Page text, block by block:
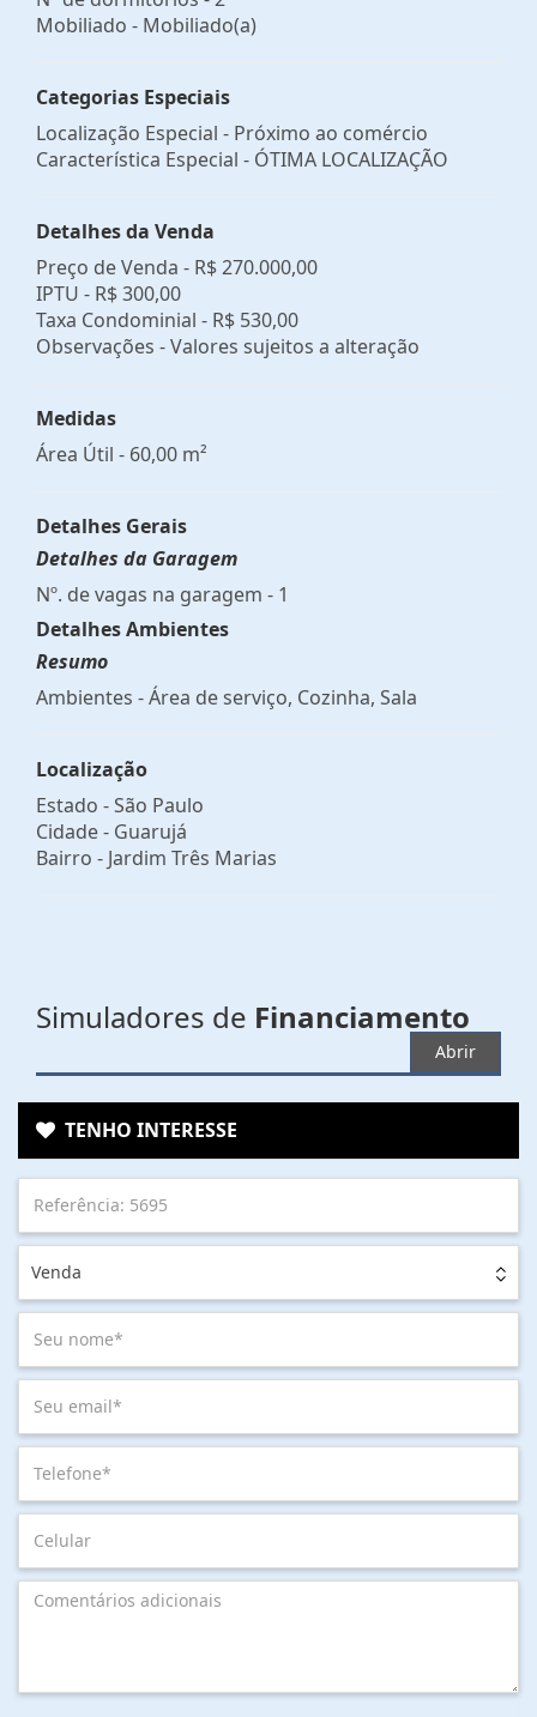
Mobiliado - Mobiliado(a)
Categorias Especiais
Localização Especial - Próximo ao comércio
Característica Especial - ÓTIMA LOCALIZAÇÃO
Detalhes da Venda
Preço de Venda - R$ 270.000,00
IPTU - R$ 300,00
Taxa Condominial - R$ 530,00
Observações - Valores sujeitos a alteração
Medidas
Área Útil - 60,00 m²
Detalhes Gerais
Detalhes da Garagem
Nº. de vagas na garagem - 1
Detalhes Ambientes
Resumo
Ambientes - Área de serviço, Cozinha, Sala
Localização
Estado -São Paulo
Cidade - Guarujá
Bairro - Jardim Três Marias
Simuladores de Financiamento
Abrir
TENHO INTERESSE
Venda